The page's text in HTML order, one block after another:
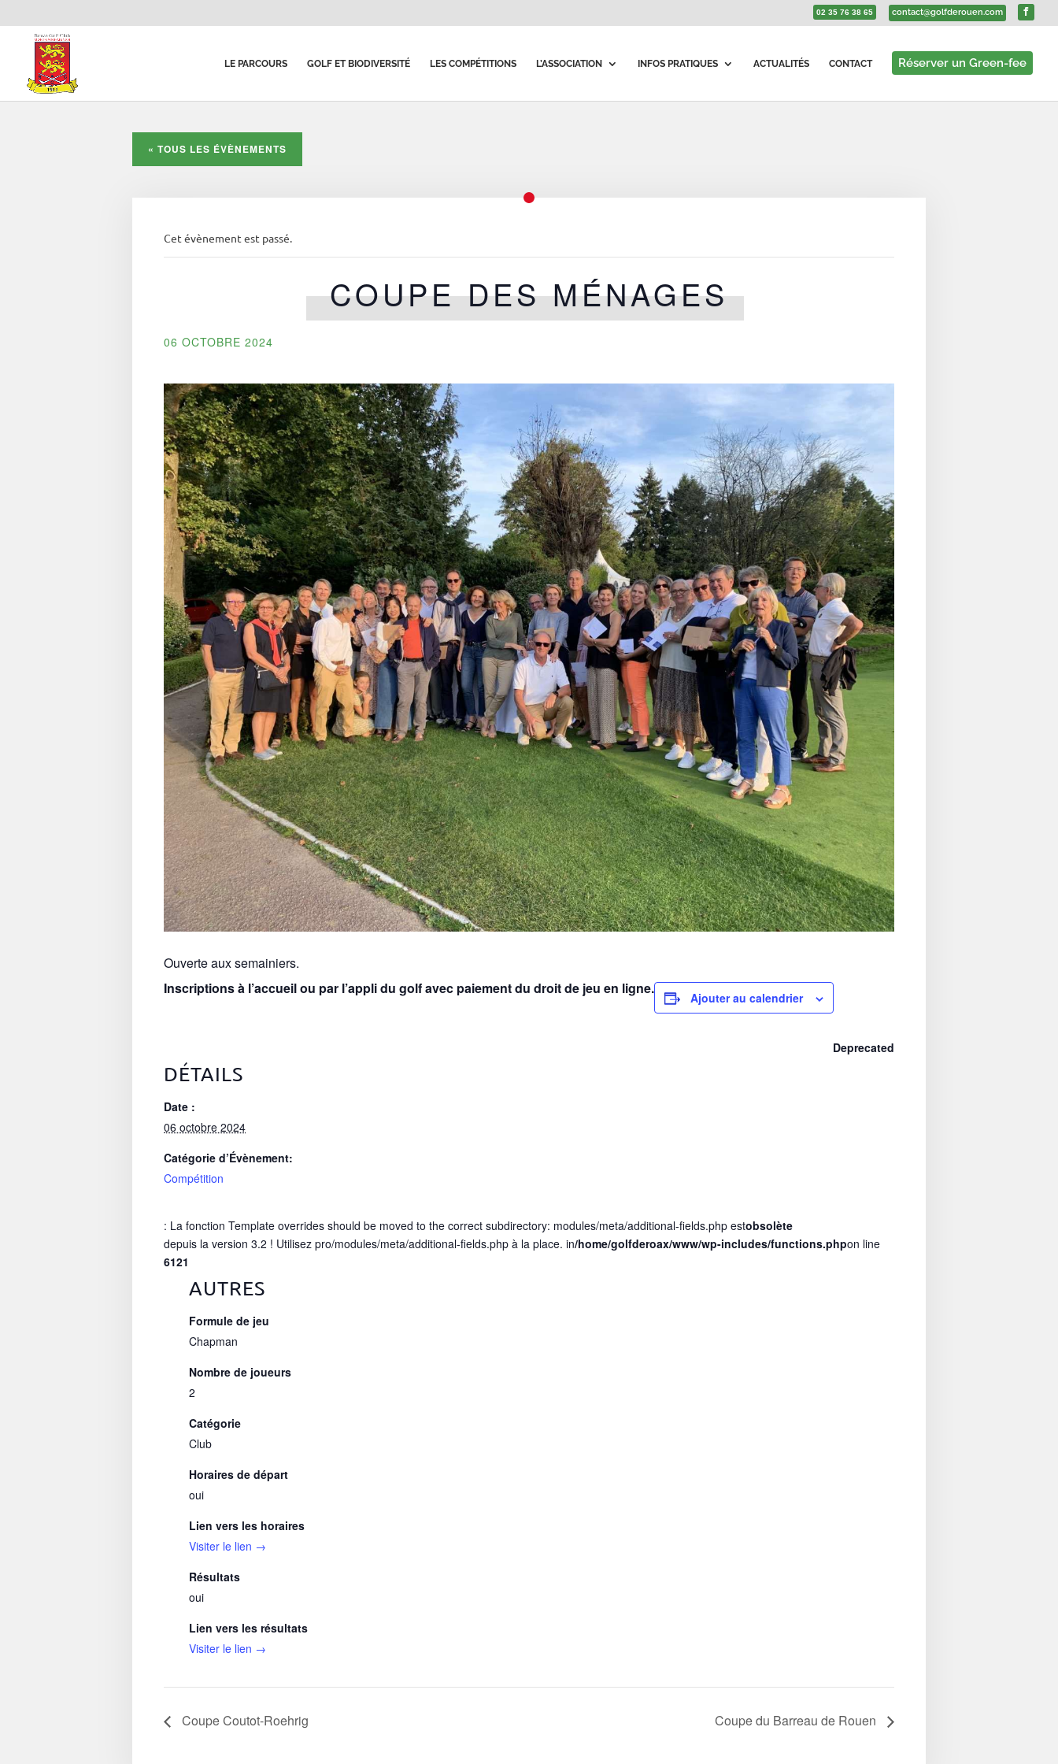
02 35 76 38 65 contact@golfderouen.com
LE PARCOURS GOLF ET BIODIVERSITÉ LES COMPÉTITIONS L’ASSOCIATION INFOS PRATIQUES ACTUALITÉS CONTACT Réserver un Green-fee
« TOUS LES ÉVÈNEMENTS
Cet évènement est passé.
COUPE DES MÉNAGES
06 OCTOBRE 2024
Ouverte aux semainiers.
Inscriptions à l’accueil ou par l’appli du golf avec paiement du droit de jeu en ligne.
Ajouter au calendrier
DÉTAILS
Date :
06 octobre 2024
Catégorie d’Évènement:
Compétition
Deprecated
: La fonction Template overrides should be moved to the correct subdirectory: modules/meta/additional-fields.php estobsolète
depuis la version 3.2 ! Utilisez pro/modules/meta/additional-fields.php à la place. in/home/golfderoax/www/wp-includes/functions.phpon line
6121
AUTRES
Formule de jeu
Chapman
Nombre de joueurs
2
Catégorie
Club
Horaires de départ
oui
Lien vers les horaires
Visiter le lien →
Résultats
oui
Lien vers les résultats
Visiter le lien →
Coupe Coutot-Roehrig Coupe du Barreau de Rouen